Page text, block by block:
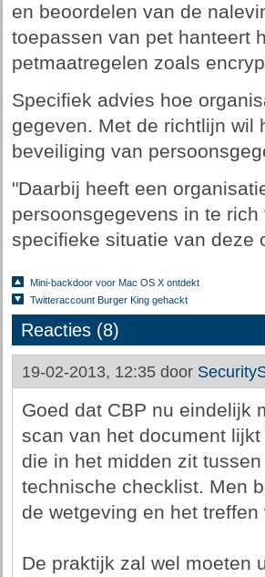
en beoordelen van de
toepassen van pet hanteert
pet­maatregelen zoals
Specifiek advies hoe
gegeven. Met de richtlijn wil
beveiliging van
"Daarbij heeft een
persoonsgegevens in te
specifieke situatie van deze
Mini-backdoor voor Mac OS X ontdekt
Twitteraccount Burger King gehackt
Reacties (8)
19-02-2013, 12:35 door
Goed dat CBP nu eindelijk
scan van het document
die in het midden zit
technische checklist. Men
de wetgeving en het
De praktijk zal wel moeten